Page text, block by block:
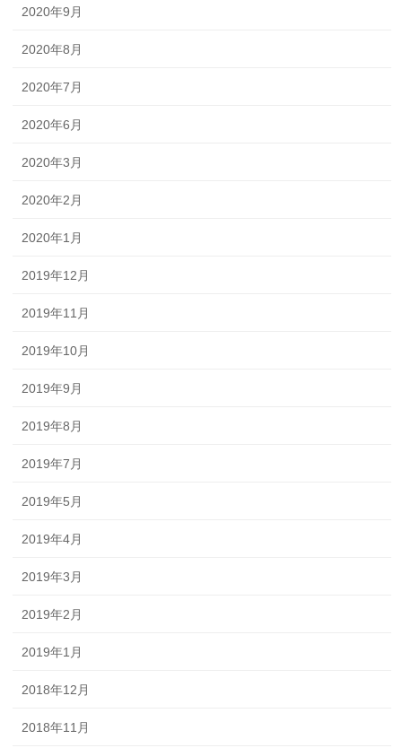
2020年9月
2020年8月
2020年7月
2020年6月
2020年3月
2020年2月
2020年1月
2019年12月
2019年11月
2019年10月
2019年9月
2019年8月
2019年7月
2019年5月
2019年4月
2019年3月
2019年2月
2019年1月
2018年12月
2018年11月